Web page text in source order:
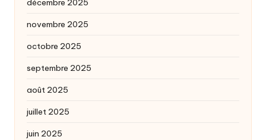
décembre 2025
novembre 2025
octobre 2025
septembre 2025
août 2025
juillet 2025
juin 2025